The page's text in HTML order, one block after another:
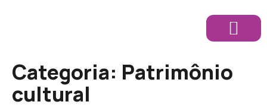
Categoria: Patrimônio
cultural